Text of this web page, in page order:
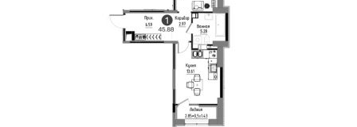
Да, удалить Отмена